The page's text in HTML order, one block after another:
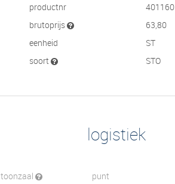
productnr
401160
brutoprijs
63,80
eenheid
ST
soort
STO
toonzaal
logistiek
punt